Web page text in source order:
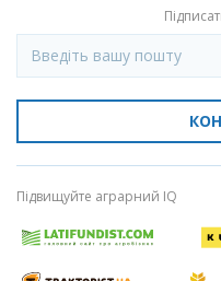
Підвищуйте аграрний IQ